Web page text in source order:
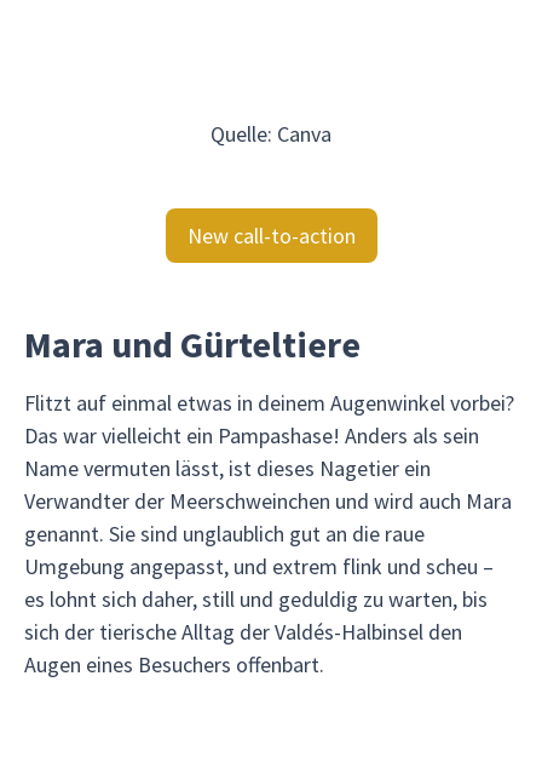
Quelle: Canva
New call-to-action
Mara und Gürteltiere
Flitzt auf einmal etwas in deinem Augenwinkel vorbei?
Das war vielleicht ein Pampashase! Anders als sein
Name vermuten lässt, ist dieses Nagetier ein
Verwandter der Meerschweinchen und wird auch Mara
genannt. Sie sind unglaublich gut an die raue
Umgebung angepasst, und extrem flink und scheu –
es lohnt sich daher, still und geduldig zu warten, bis
sich der tierische Alltag der Valdés-Halbinsel den
Augen eines Besuchers offenbart.